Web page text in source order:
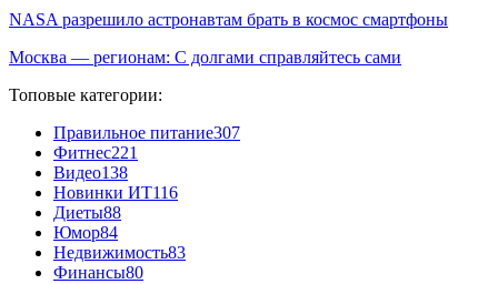
NASA разрешило астронавтам брать в космос смартфоны
Москва — регионам: С долгами справляйтесь сами
Топовые категории:
Правильное питание307
Фитнес221
Видео138
Новинки ИТ116
Диеты88
Юмор84
Недвижимость83
Финансы80